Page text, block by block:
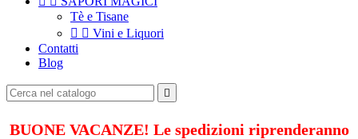
Tè e Tisane
  Vini e Liquori
Contatti
Blog

BUONE VACANZE! Le spedizioni riprenderanno